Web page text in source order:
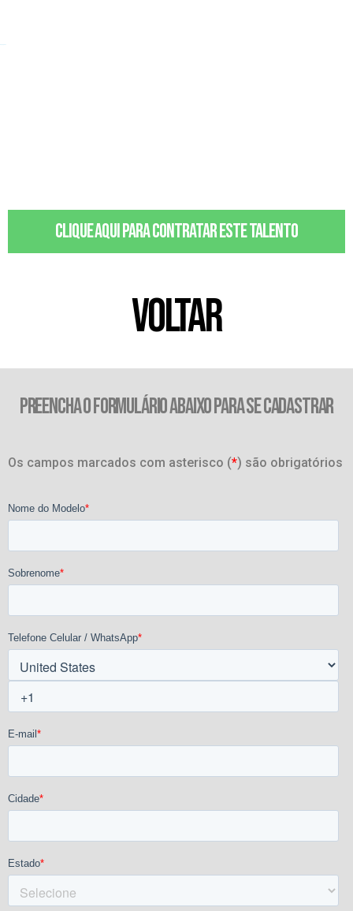
Clique aqui para contratar este talento
VOLTAR
PREENCHA O FORMULÁRIO ABAIXO PARA SE CADASTRAR
Os campos marcados com asterisco (*) são obrigatórios